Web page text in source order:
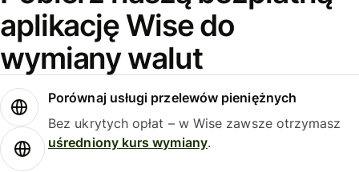
aplikację Wise do
wymiany walut
Porównaj usługi przelewów pieniężnych
Bez ukrytych opłat – w Wise zawsze otrzymasz
uśredniony kurs wymiany.